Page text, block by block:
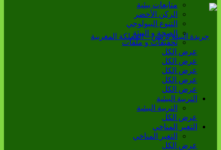
متابعات بيئية
الركن الأخضر
التنوع البيولوجي
الصحة و البيئة
تحقيقات و ملفات
عرض الكل
عرض الكل
عرض الكل
عرض الكل
عرض الكل
التربية البيئية
التربية البيئية
عرض الكل
التغير المناخي
التغير المناخي
عرض الكل